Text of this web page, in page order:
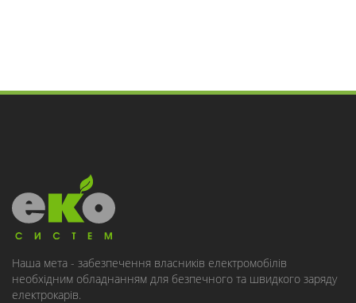
Наша мета - забезпечення власників електромобілів
необхідним обладнанням для безпечного та швидкого заряду
електрокарів.